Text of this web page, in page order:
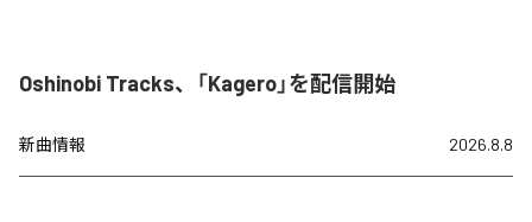
Oshinobi Tracks、「Kagero」を配信開始
新曲情報 2026.8.8